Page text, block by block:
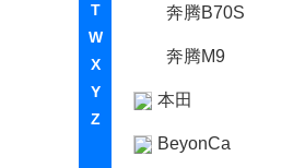
T
W
X
Y
Z
奔腾B70S
奔腾M9
本田
BeyonCa